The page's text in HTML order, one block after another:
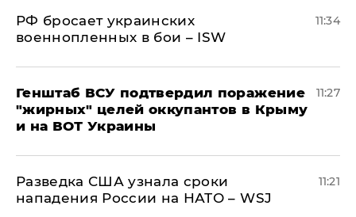
РФ бросает украинских
военнопленных в бои – ISW
11:34
Генштаб ВСУ подтвердил поражение
"жирных" целей оккупантов в Крыму
и на ВОТ Украины
11:27
Разведка США узнала сроки
нападения России на НАТО – WSJ
11:21